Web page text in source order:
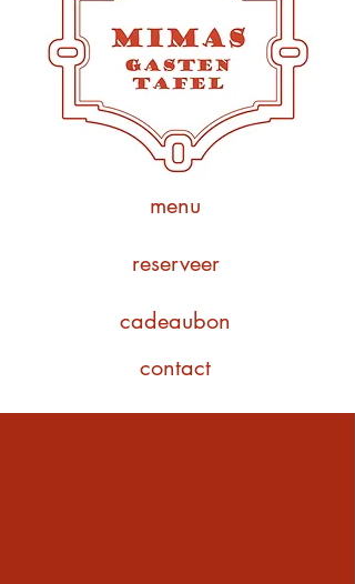
menu
reserveer
cadeaubon
contact